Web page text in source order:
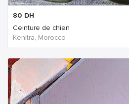
80 DH
Ceinture de chien
Kenitra, Morocco